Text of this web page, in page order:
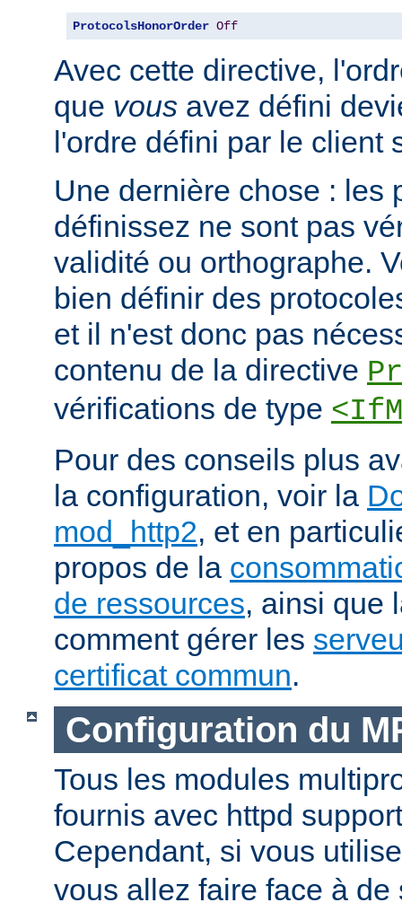
ProtocolsHonorOrder Off
Avec cette directive,
que vous avez défini
l'ordre défini par le client
Une dernière chose : les
définissez ne sont pas
validité ou orthographe.
bien définir des
et il n'est donc pas
contenu de la directive
vérifications de type
Pour des conseils plus
la configuration, voir la
mod_http2, et en
propos de la
de ressources, ainsi que
comment gérer les
certificat commun.
Configuration du
Tous les modules
fournis avec httpd
Cependant, si vous
vous allez faire face à